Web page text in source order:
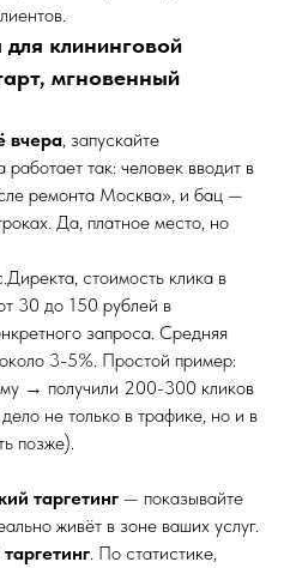
клининговой
мгновенный
вчера, запускайте
работает так: человек вводит в
ремонта Москва», и бац —
Да, платное место, но
стоимость клика в
30 до 150 рублей в
запроса. Средняя
3-5%. Простой пример:
→ получили 200-300 кликов
не только в трафике, но и в
позже).
таргетинг — показывайте
живёт в зоне ваших услуг.
. По статистике,